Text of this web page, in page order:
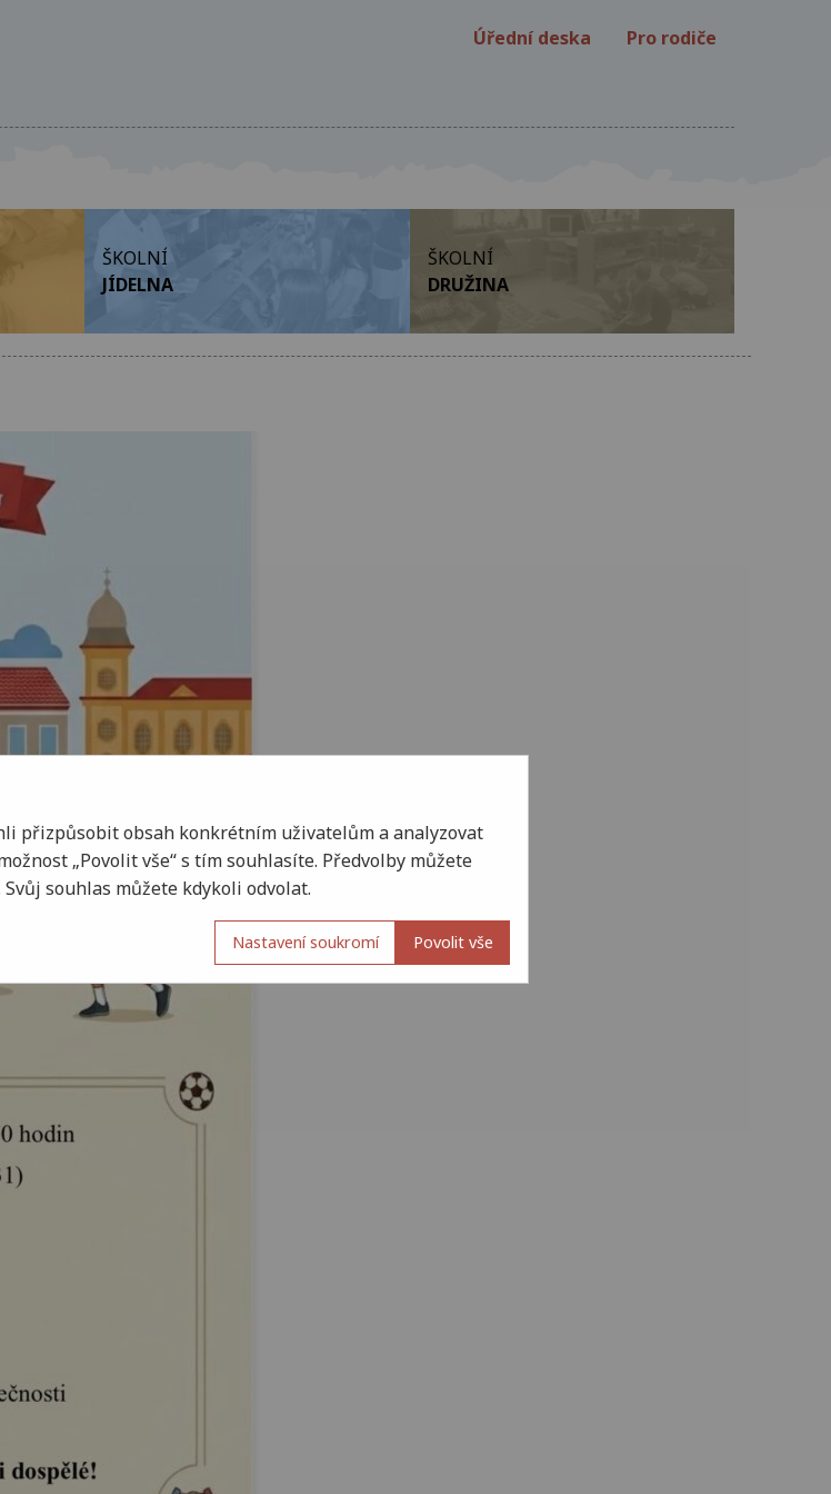
Úřední deska Pro rodiče
ŠKOLNÍ
JÍDELNA
ŠKOLNÍ
DRUŽINA
přizpůsobit obsah konkrétním uživatelům a analyzovat
„Povolit vše“ s tím souhlasíte. Předvolby můžete
souhlas můžete kdykoli odvolat.
Nastavení soukromí Povolit vše